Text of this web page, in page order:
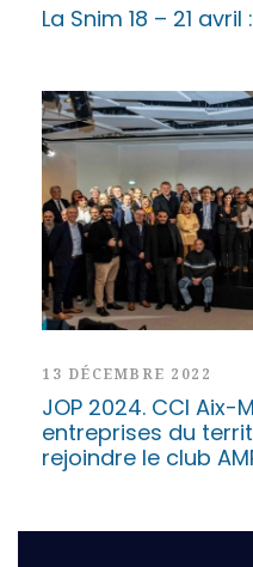
La Snim 18 – 21
13 DÉCEMBRE 2022
JOP 2024. CCI Aix-
entreprises du
rejoindre le club